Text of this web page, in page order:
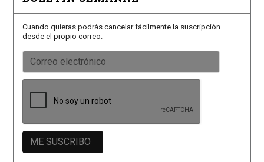
Cuando quieras podrás cancelar fácilmente la suscripción
desde el propio correo.